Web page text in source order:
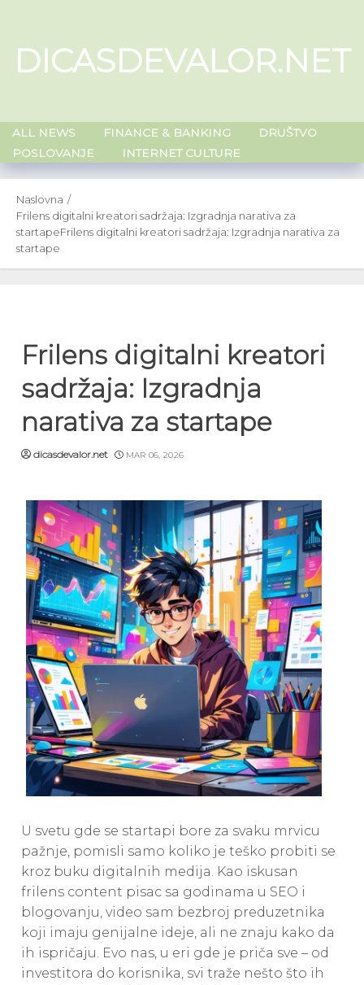
content
DICASDEVALOR.NET
ALL NEWS FINANCE & BANKING
DRUŠTVO
POSLOVANJE
INTERNET CULTURE
Naslovna
Frilens digitalni kreatori sadržaja: Izgradnja narativa za
startapeFrilens digitalni kreatori sadržaja: Izgradnja narativa za
startape
Frilens digitalni kreatori
sadržaja: Izgradnja
narativa za startape
dicasdevalor.net MAR 06, 2026
U svetu gde se startapi bore za svaku mrvicu
pažnje, pomisli samo koliko je teško probiti se
kroz buku digitalnih medija. Kao iskusan
frilens content pisac sa godinama u SEO i
blogovanju, video sam bezbroj preduzetnika
koji imaju genijalne ideje, ali ne znaju kako da
ih ispričaju. Evo nas, u eri gde je priča sve – od
investitora do korisnika, svi traže nešto što ih